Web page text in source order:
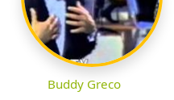
Buddy Greco